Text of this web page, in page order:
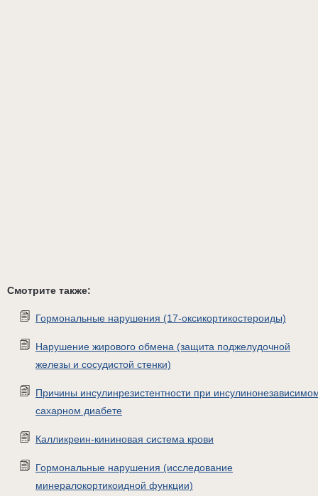
Смотрите также:
Гормональные нарушения (17-оксикортикостероиды)
Нарушение жирового обмена (защита поджелудочной
железы и сосудистой стенки)
Причины инсулинрезистентности при
сахарном диабете
Калликреин-кининовая система крови
Гормональные нарушения (исследование
минералокортикоидной функции)